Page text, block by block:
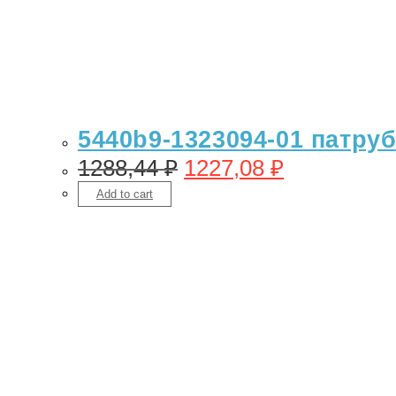
5440b9-1323094-01
1288,44₽ 1227,08 ₽
Add to cart